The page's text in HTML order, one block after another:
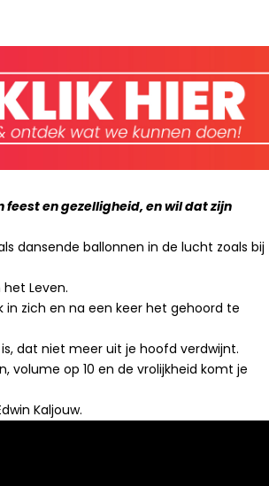
en gezelligheid, en wil dat zijn
dansende ballonnen in de lucht zoals bij
Leven.
in zich en na een keer het gehoord te
dat niet meer uit je hoofd verdwijnt.
volume op 10 en de vrolijkheid komt je
Kaljouw.